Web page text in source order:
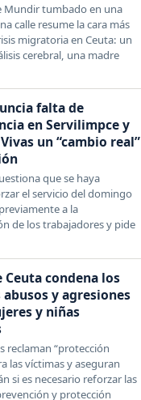
Mundir tumbado en una
calle resume la cara más
migratoria en Ceuta: un
cerebral, una madre
falta de
en Servilimpce y
un “cambio real”
que se haya
el servicio del domingo
a la
de los trabajadores y pide
Ceuta condena los
y agresiones
y niñas
reclaman “protección
las víctimas y aseguran
si es necesario reforzar las
y protección